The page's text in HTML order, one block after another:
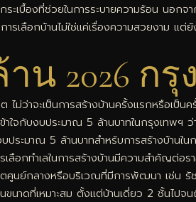
เบื้องที่ช่วยในการระบายความร้อน นอก
เลือกบ้านไม่ใช่แค่เรื่องความสวยงาม
น 2026 ก
ไม่ว่าจะเป็นการสร้างบ้านครั้งแรกหรือเ
จกับงบประมาณ 5 ล้านบาทในกรุงเทพฯ
ระมาณ 5 ล้านบาทสำหรับการสร้างบ้าน
ลือกทำเลในการสร้างบ้านมีความสำคัญต่
ตศูนย์กลางหรือบริเวณที่มีการพัฒนา เช่น
ขนาดที่เหมาะสม ตั้งแต่บ้านเดี่ยว 2 ชั้นไ